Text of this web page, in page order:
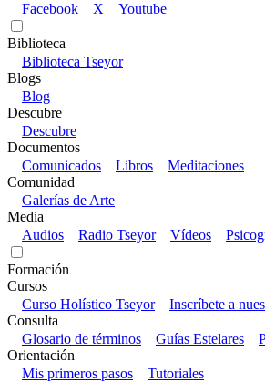
Facebook
X Youtube
Biblioteca
Biblioteca Tseyor
Blogs
Blog
Descubre
Descubre
Documentos
Comunicados
Libros
Meditaciones
Comunidad
Galerías de Arte
Media
Audios
Radio Tseyor Vídeos
Formación
Cursos
Curso Holístico Tseyor
Inscríbete a
Consulta
Glosario de términos
Guías Estelares
Orientación
Mis primeros pasos
Tutoriales